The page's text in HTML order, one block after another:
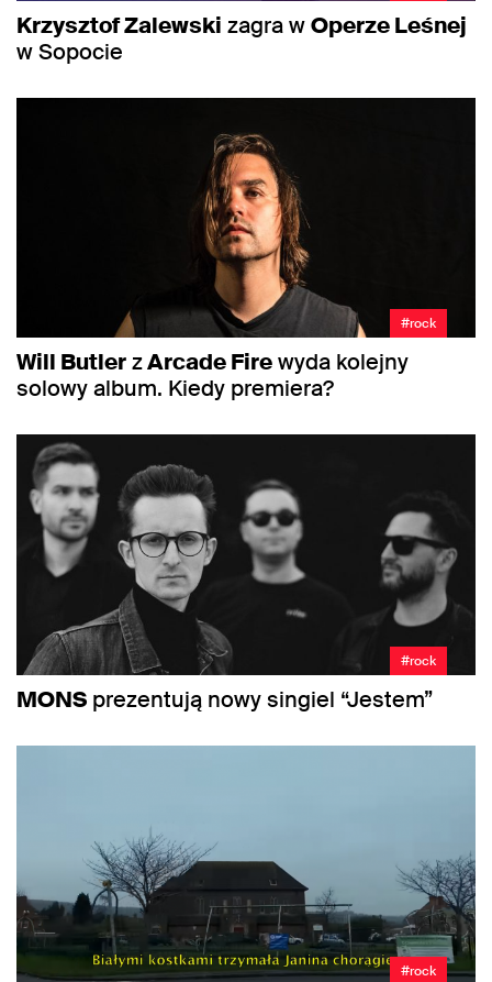
Krzysztof Zalewski zagra wOperze Leśnej
w Sopocie
#rock
Will ButlerzArcade Firewyda kolejny
solowy album. Kiedy premiera?
#rock
MONS prezentują nowy singiel “Jestem”
#rock